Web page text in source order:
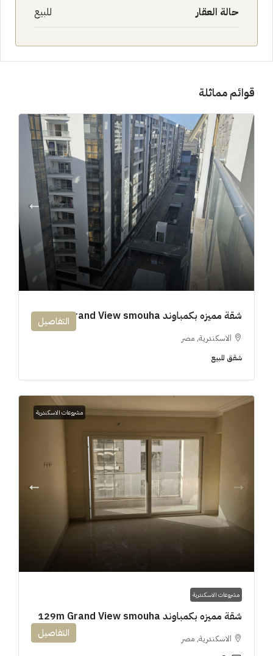
حالة العقار للبيع
قوائم مماثلة
شقة مميزه بكمباوند 194m Grand View smouha
الاسكندرية, مصر
شقق للبيع
التفاصيل
مشروعات الاسكندرية
مشروعات الاسكندرية
شقة مميزه بكمباوند 129m Grand View smouha
الاسكندرية, مصر التفاصيل